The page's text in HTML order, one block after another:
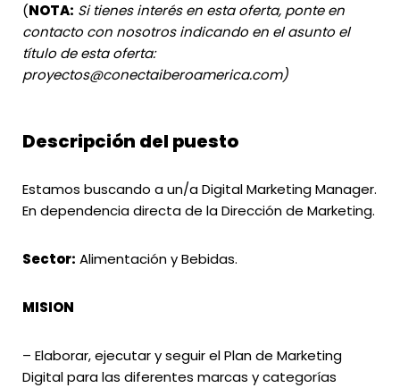
(NOTA: Si tienes interés en esta oferta, ponte en
contacto con nosotros indicando en el asunto el
título de esta oferta:
proyectos@conectaiberoamerica.com)
Descripción del puesto
Estamos buscando a un/a Digital Marketing Manager.
En dependencia directa de la Dirección de Marketing.
Sector: Alimentación y Bebidas.
MISION
– Elaborar, ejecutar y seguir el Plan de Marketing
Digital para las diferentes marcas y categorías